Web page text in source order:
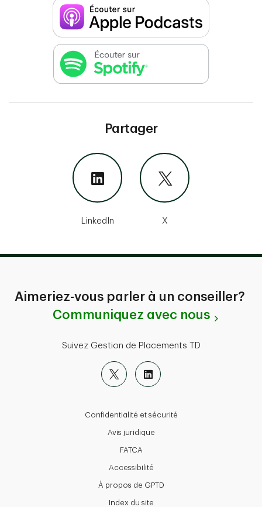
Partager
LinkedIn X
Aimeriez-vous parler à un conseiller?
Communiquez avec nous
Suivez Gestion de Placements TD
Confidentialité et sécurité
Avis juridique
FATCA
Accessibilité
À propos de GPTD
Index du site